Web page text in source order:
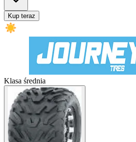
Kup teraz
Klasa średnia